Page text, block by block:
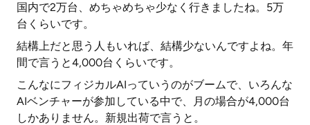
国内で2万台、めちゃめちゃ少なく行きましたね。5万
台くらいです。
結構上だと思う人もいれば、結構少ないんですよね。年
間で言うと4,000台くらいです。
こんなにフィジカルAIっていうのがブームで、いろんな
AIベンチャーが参加している中で、月の場合が4,000台
しかありません。新規出荷で言うと。